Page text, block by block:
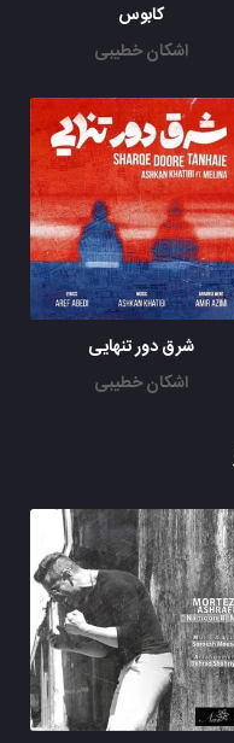
کابوس
اشکان خطیبی
شرق دور تنهایی
اشکان خطیبی